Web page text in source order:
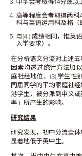
中学会考取得14分或以
高等程度会考取得两科
科与英语运用科及格（
与(4.) 成绩相同，惟英
入学要求）。
在分析语文分流对上述
因素均透过统计方法加
庭社经地位、(3) 学生性
同届同学的平均家庭社
港学生，被分派到中文
率」所产生的影响。
研究结果
研究发现，初中分流全
显着地低于英中生。